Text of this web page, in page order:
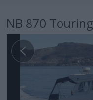
Arkiv
Video
NB 870 Touring